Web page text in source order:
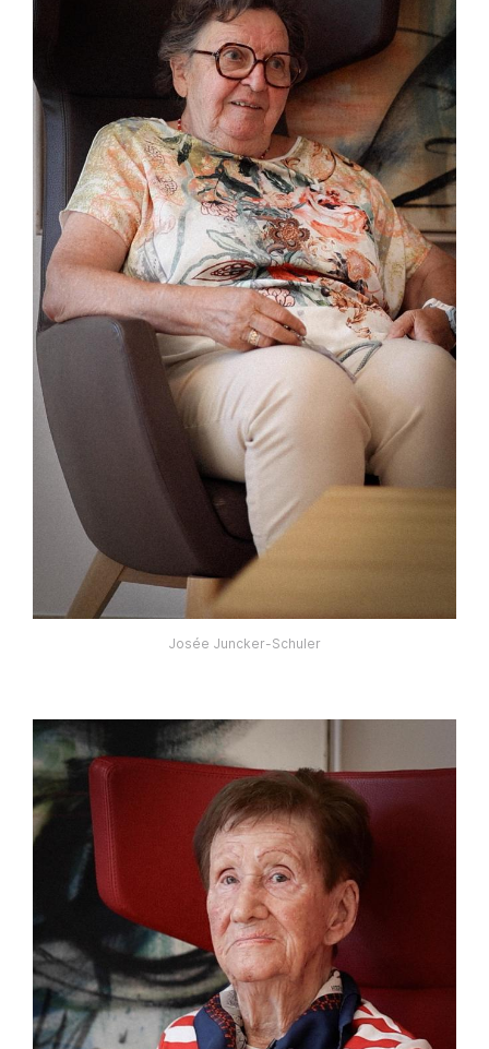
Josée Juncker-Schuler